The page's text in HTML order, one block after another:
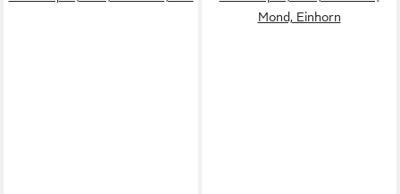
Mond, Einhorn